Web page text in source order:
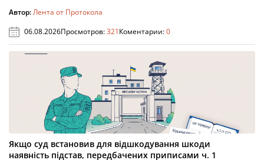
Автор:Лента от Протокола
06.08.2026Просмотров:321Коментарии:0
Якщо суд встановив для відшкодування шкоди
наявність підстав, передбачених приписами ч. 1